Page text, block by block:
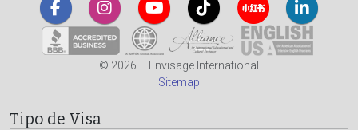
© 2026 – Envisage International
Sitemap
Tipo de Visa